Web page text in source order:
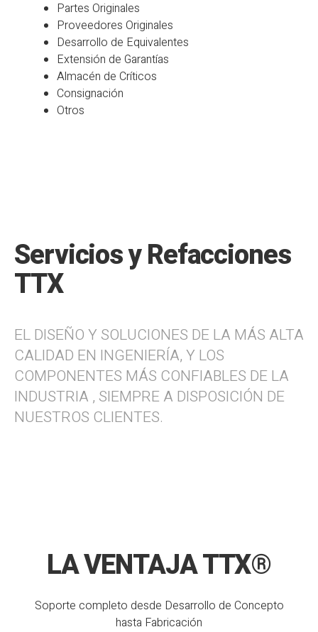
Partes Originales
Proveedores Originales
Desarrollo de Equivalentes
Extensión de Garantías
Almacén de Críticos
Consignación
Otros
Servicios y Refacciones
TTX
EL DISEÑO Y SOLUCIONES DE LA MÁS ALTA
CALIDAD EN INGENIERÍA, Y LOS
COMPONENTES MÁS CONFIABLES DE LA
INDUSTRIA , SIEMPRE A DISPOSICIÓN DE
NUESTROS CLIENTES.
LA VENTAJA TTX®
Soporte completo desde Desarrollo de Concepto
hasta Fabricación